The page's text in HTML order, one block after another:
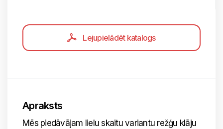
Lejupielādēt katalogs
Apraksts
Mēs piedāvājam lielu skaitu variantu režģu klāju